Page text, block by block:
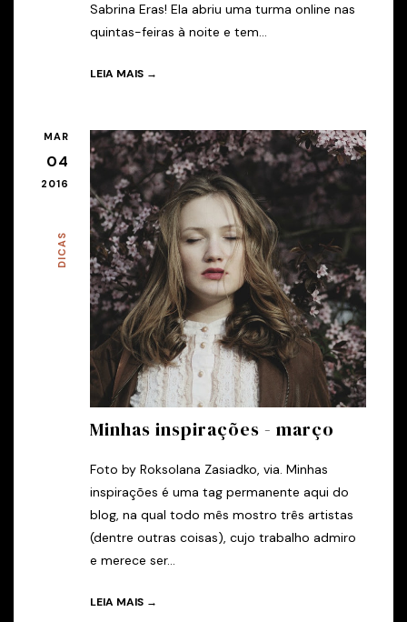
Sabrina Eras! Ela abriu uma turma online nas
quintas-feiras à noite e tem...
LEIA MAIS →
MAR
04
2016
DICAS
Minhas inspirações - março
Foto by Roksolana Zasiadko, via. Minhas
inspirações é uma tag permanente aqui do
blog, na qual todo mês mostro três artistas
(dentre outras coisas), cujo trabalho admiro
e merece ser...
LEIA MAIS →